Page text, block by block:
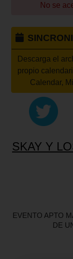
No se
Descarga el
propio
Calendar,
SKAY Y
EVENTO APTO
DE